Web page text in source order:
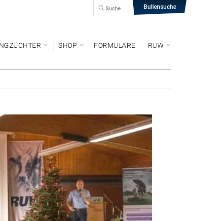
Bullensuche
Suche
SHOP FORMULARE RUW